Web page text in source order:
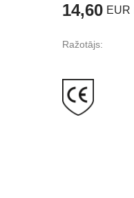
14,60 EUR
Ražotājs: